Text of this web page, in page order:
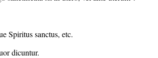
Spiritus sanctus, etc.
dicuntur.